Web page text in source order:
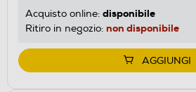
Acquisto online: disponibile
Ritiro in negozio: non disponibile
AGGIUNGI